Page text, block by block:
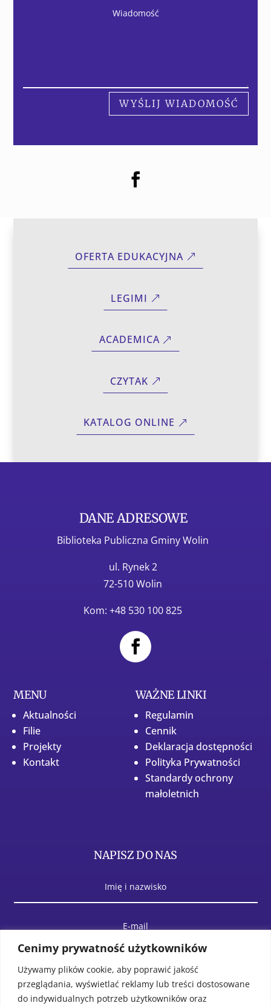
Cenimy prywatność użytkowników
Używamy plików cookie, aby poprawić jakość
przeglądania, wyświetlać reklamy lub treści dostosowane
do indywidualnych potrzeb użytkowników oraz
WYŚLIJ WIADOMOŚĆ
OFERTA EDUKACYJNA
LEGIMI
ACADEMICA
CZYTAK
KATALOG ONLINE
DANE ADRESOWE
Biblioteka Publiczna Gminy Wolin
ul. Rynek 2
72-510 Wolin
Kom: +48 530 100 825
MENU
Aktualności
Filie
Projekty
Kontakt
WAŻNE LINKI
Regulamin
Cennik
Deklaracja dostępności
Polityka Prywatności
Standardy ochrony
małoletnich
NAPISZ DO NAS